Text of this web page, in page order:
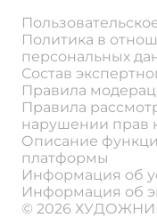
Политика в
персональных
Состав
Правила
Правила
нарушении прав
Описание
платформы
Информация об
Информация об
© 2026